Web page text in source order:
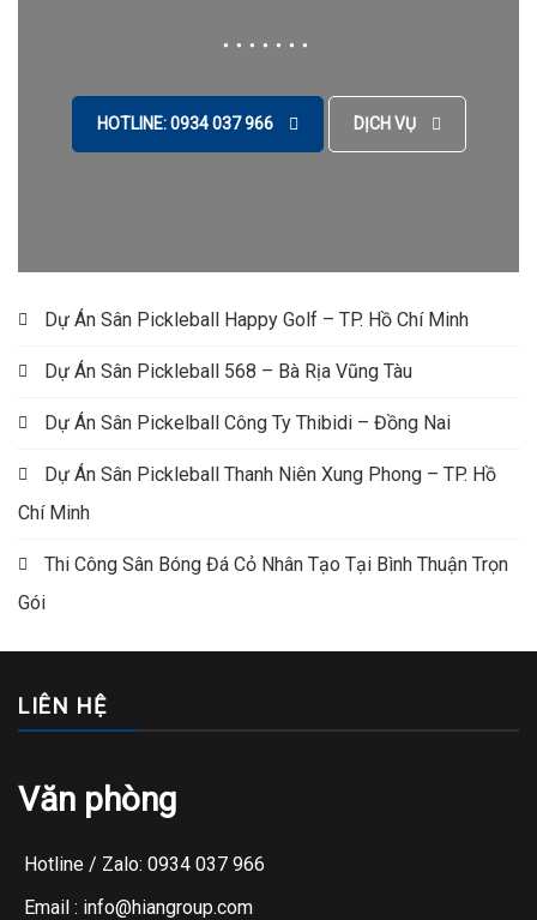
HOTLINE: 0934 037 966 DỊCH VỤ
Dự Án Sân Pickleball Happy Golf – TP. Hồ Chí Minh
Dự Án Sân Pickleball 568 – Bà Rịa Vũng Tàu
Dự Án Sân Pickelball Công Ty Thibidi – Đồng Nai
Dự Án Sân Pickleball Thanh Niên Xung Phong – TP. Hồ
Chí Minh
Thi Công Sân Bóng Đá Cỏ Nhân Tạo Tại Bình Thuận Trọn
Gói
LIÊN HỆ
Văn phòng
Hotline / Zalo: 0934 037 966
Email : info@hiangroup.com